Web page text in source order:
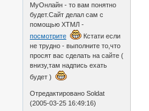
МуОнлайн - то вам понятно
будет.Сайт делал сам с
помощью ХТМЛ -
посмотрите
Кстати если
не трудно - выполните то,что
просят вас сделать на сайте (
внизу,там надпись ехать
будет )
Отредактировано Soldat
(2005-03-25 16:49:16)